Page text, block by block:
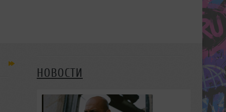
НОВОСТИ